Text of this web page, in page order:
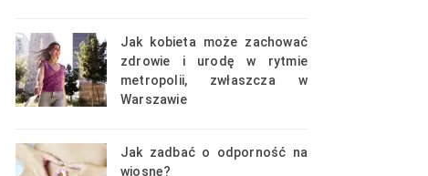
Jak kobieta może zachować
zdrowie i urodę w rytmie
metropolii, zwłaszcza w
Warszawie
Jak zadbać o odporność na
wiosnę?